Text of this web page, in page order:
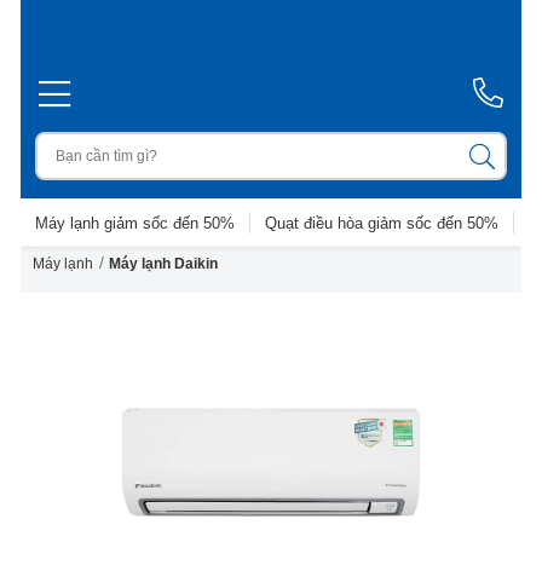
Máy lạnh giảm sốc đến 50% Quạt điều hòa giảm sốc đến 50%
Máy lạnh / Máy lạnh Daikin